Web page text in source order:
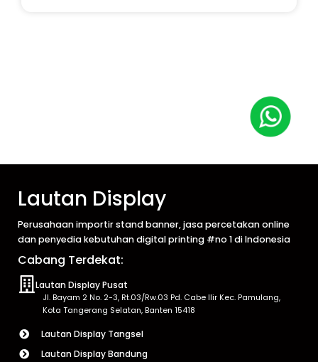
Lautan Display
Perusahaan importir stand banner, jasa percetakan online
dan penyedia kebutuhan digital printing #no 1 di Indonesia
Cabang Terdekat:
Lautan Display Pusat
Jl. Bayam 2 No. 2-3, Rt.03/Rw.03 Pd. Cabe Ilir Kec. Pamulang,
Kota Tangerang Selatan, Banten 15418
Lautan Display Tangsel
Lautan Display Bandung